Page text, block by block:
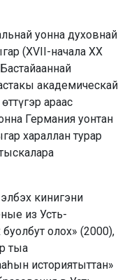
уонна духовнай
(XVII-начала XX
академическай
араас
Германия уонтан
хараллан турар
кинигэни
из Усть-
олох» (2000),
тыа
историятыттан»